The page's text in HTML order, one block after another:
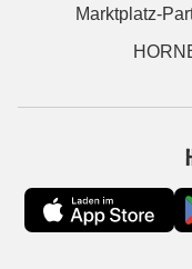
Marktplatz-